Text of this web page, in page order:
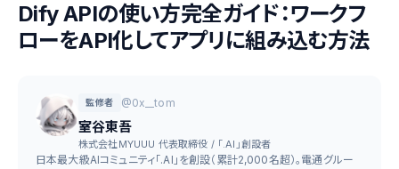
Dify APIの使い方完全ガイド：ワークフ
ローをAPI化してアプリに組み込む方法
監修者 @0x__tom
室谷東吾
株式会社MYUUU 代表取締役 / 「.AI」創設者
日本最大級AIコミュニティ「.AI」を創設（累計2,000名超）。電通グルー